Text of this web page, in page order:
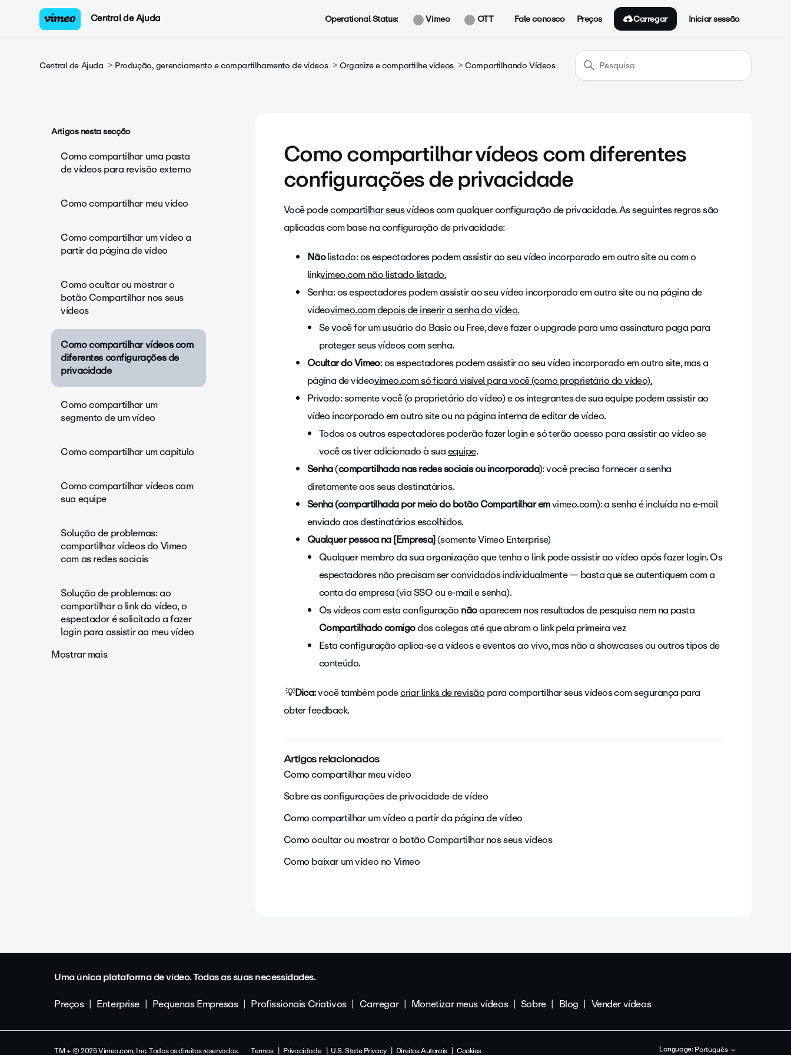
Central de Ajuda Operational Status: Vimeo OTT Fale conosco Preços Carregar Iniciar sessão
Central de Ajuda Produção, gerenciamento e compartilhamento de vídeos Organize e compartilhe vídeos Compartilhando Vídeos
Artigos nesta secção
Como compartilhar uma pasta
de vídeos para revisão externo
Como compartilhar meu vídeo
Como compartilhar um vídeo a
partir da página de vídeo
Como ocultar ou mostrar o
botão Compartilhar nos seus
vídeos
Como compartilhar vídeos com
diferentes configurações de
privacidade
Como compartilhar um
segmento de um vídeo
Como compartilhar um capítulo
Como compartilhar vídeos com
sua equipe
Solução de problemas:
compartilhar vídeos do Vimeo
com as redes sociais
Solução de problemas: ao
compartilhar o link do vídeo, o
espectador é solicitado a fazer
login para assistir ao meu vídeo
Mostrar mais
Como compartilhar vídeos com diferentes
configurações de privacidade
Você podecompartilhar seus vídeoscom qualquer configuração de privacidade. As seguintes regras são
aplicadas com base na configuração de privacidade:
Nãolistado: os espectadores podem assistir ao seu vídeo incorporado em outro site ou com o
linkvimeo.com não listado listado.
Senha: os espectadores podem assistir ao seu vídeo incorporado em outro site ou na página de
vídeovimeo.com depois de inserir a senha do vídeo.
Se você for um usuário do Basic ou Free, deve fazer o upgrade para uma assinatura paga para
proteger seus vídeos com senha.
Ocultar do Vimeo: os espectadores podem assistir ao seu vídeo incorporado em outro site, mas a
página de vídeovimeo.com só ficará visível para você (como proprietário do vídeo).
Privado: somente você (o proprietário do vídeo) e os integrantes de sua equipe podem assistir ao
vídeo incorporado em outro site ou na página interna de editar de vídeo.
Todos os outros espectadores poderão fazer login e só terão acesso para assistir ao vídeo se
você os tiver adicionado à suaequipe.
Senha(compartilhada nas redes sociais ou incorporada): você precisa fornecer a senha
diretamente aos seus destinatários.
Senha (compartilhada por meio do botão Compartilhar emvimeo.com): a senha é incluída no e-mail
enviado aos destinatários escolhidos.
Qualquer pessoa na [Empresa](somente Vimeo Enterprise)
Qualquer membro da sua organização que tenha o link pode assistir ao vídeo após fazer login. Os
espectadores não precisam ser convidados individualmente — basta que se autentiquem com a
conta da empresa (via SSO ou e-mail e senha).
Os vídeos com esta configuraçãonãoaparecem nos resultados de pesquisa nem na pasta
Compartilhado comigodos colegas até que abram o link pela primeira vez
Esta configuração aplica-se a vídeos e eventos ao vivo, mas não a showcases ou outros tipos de
conteúdo.
💡Dica:você também podecriar links de revisãopara compartilhar seus vídeos com segurança para
obter feedback.
Artigos relacionados
Como compartilhar meu vídeo
Sobre as configurações de privacidade de vídeo
Como compartilhar um vídeo a partir da página de vídeo
Como ocultar ou mostrar o botão Compartilhar nos seus vídeos
Como baixar um vídeo no Vimeo
Uma única plataforma de vídeo. Todas as suas necessidades.
Preços
Enterprise Pequenas Empresas Profissionais Criativos Carregar Monetizar meus vídeos Sobre Blog Vender vídeos
TM + © 2025 Vimeo.com, Inc. Todos os direitos reservados. Termos Privacidade U.S. State Privacy Direitos Autorais Cookies Language:Português